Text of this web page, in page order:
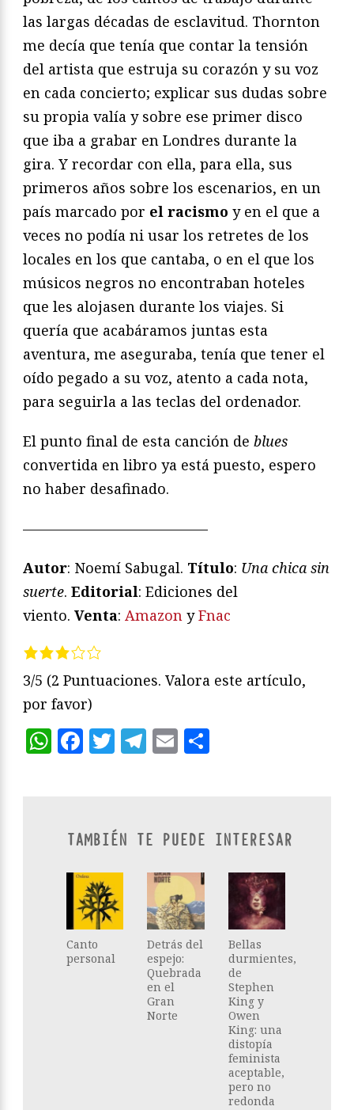
las largas décadas de esclavitud. Thornton
me decía que tenía que contar la tensión
del artista que estruja su corazón y su voz
en cada concierto; explicar sus dudas sobre
su propia valía y sobre ese primer disco
que iba a grabar en Londres durante la
gira. Y recordar con ella, para ella, sus
primeros años sobre los escenarios, en un
país marcado por el racismo y en el que a
veces no podía ni usar los retretes de los
locales en los que cantaba, o en el que los
músicos negros no encontraban hoteles
que les alojasen durante los viajes. Si
quería que acabáramos juntas esta
aventura, me aseguraba, tenía que tener el
oído pegado a su voz, atento a cada nota,
para seguirla a las teclas del ordenador.
El punto final de esta canción de blues
convertida en libro ya está puesto, espero
no haber desafinado.
—————————————
Autor: Noemí Sabugal. Título: Una chica sin
suerte. Editorial: Ediciones del
viento. Venta: Amazon yFnac
3/5 (2 Puntuaciones. Valora este artículo,
por favor)
WhatsApp
Facebook
Twitter
Telegram
Email
TAMBIÉN TE PUEDE INTERESAR
Canto
personal
Detrás del
espejo:
Quebrada
en el
Gran
Norte
Bellas
durmientes,
de
Stephen
King y
Owen
King: una
distopía
feminista
aceptable,
pero no
redonda